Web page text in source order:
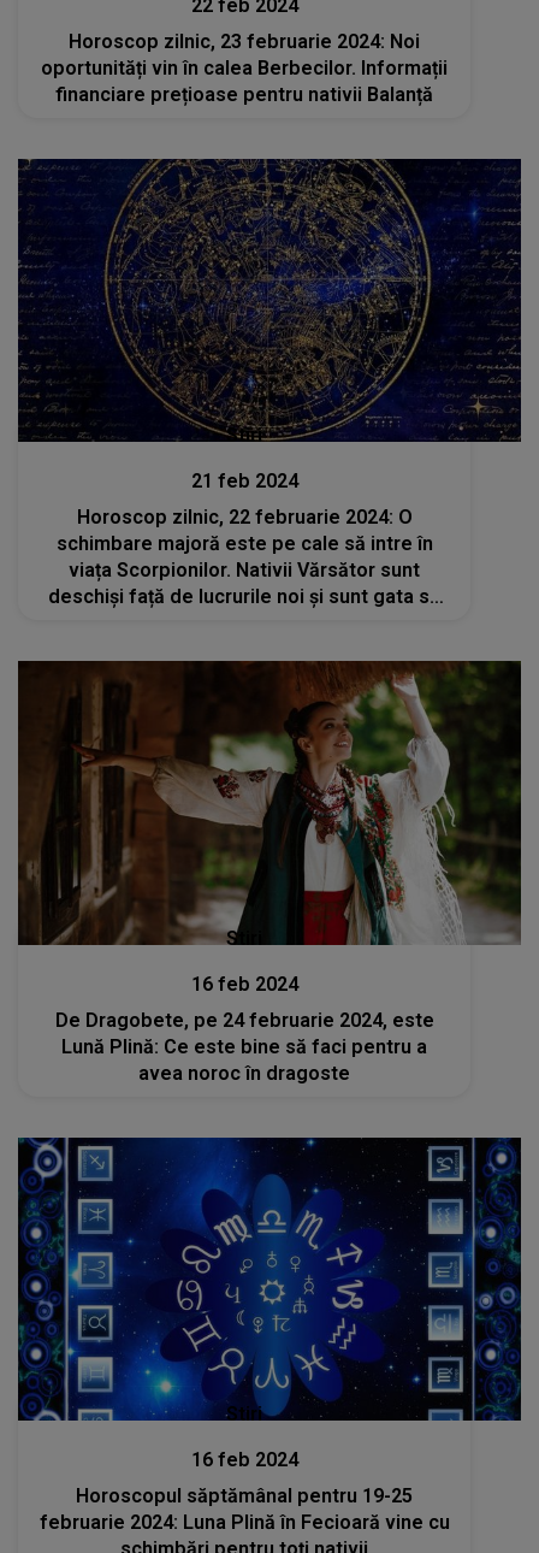
22 feb 2024
Horoscop zilnic, 23 februarie 2024: Noi
oportunități vin în calea Berbecilor. Informații
financiare prețioase pentru nativii Balanță
Stiri
21 feb 2024
Horoscop zilnic, 22 februarie 2024: O
schimbare majoră este pe cale să intre în
viața Scorpionilor. Nativii Vărsător sunt
deschiși față de lucrurile noi și sunt gata să
Stiri
16 feb 2024
De Dragobete, pe 24 februarie 2024, este
Lună Plină: Ce este bine să faci pentru a
avea noroc în dragoste
Stiri
16 feb 2024
Horoscopul săptămânal pentru 19-25
februarie 2024: Luna Plină în Fecioară vine cu